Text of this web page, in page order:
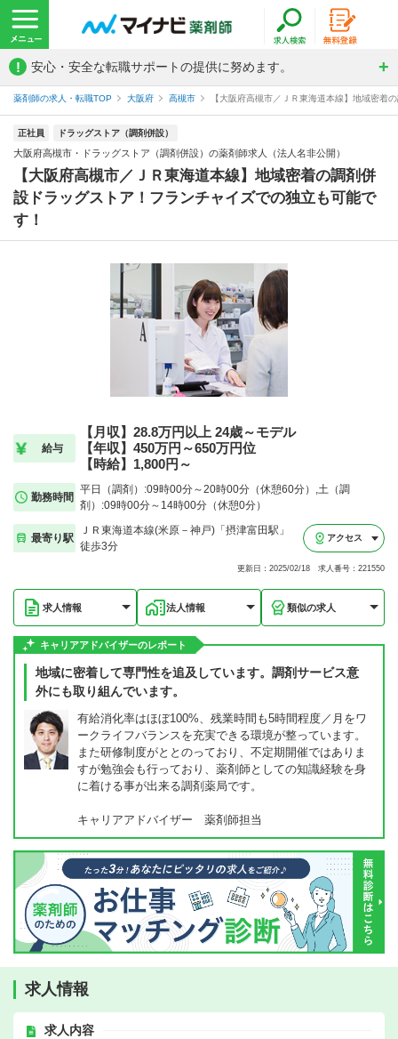
! 安心・安全な転職サポートの提供に努めます。
薬剤師の求人・転職TOP 大阪府 高槻市 【大阪府高槻市／ＪＲ東海道本線】地域密着
正社員 ドラッグストア（調剤併設）
大阪府高槻市・ドラッグストア（調剤併設）の薬剤師求人（法人名非公開）
【大阪府高槻市／ＪＲ東海道本線】地域密着の調剤併
設ドラッグストア！フランチャイズでの独立も可能で
す！
給与
【月収】28.8万円以上 24歳～モデル
【年収】450万円～650万円位
【時給】1,800円～
勤務時間
平日（調剤）:09時00分～20時00分（休憩60分）,土（調
剤）:09時00分～14時00分（休憩0分）
最寄り駅
ＪＲ東海道本線(米原－神戸)「摂津富田駅」
徒歩3分
アクセス
更新日：2025/02/18 求人番号：221550
求人情報 法人情報 類似の求人
キャリアアドバイザーのレポート
地域に密着して専門性を追及しています。調剤サービス意
外にも取り組んでいます。
有給消化率はほぼ100%、残業時間も5時間程度／月をワ
ークライフバランスを充実できる環境が整っています。
また研修制度がととのっており、不定期開催ではありま
すが勉強会も行っており、薬剤師としての知識経験を身
に着ける事が出来る調剤薬局です。
キャリアアドバイザー 薬剤師担当
求人情報
求人内容